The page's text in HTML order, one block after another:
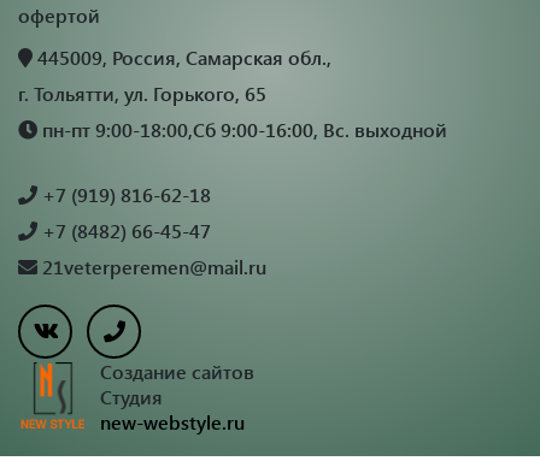
офертой
445009, Россия, Самарская обл.,
г. Тольятти, ул. Горького, 65
пн-пт 9:00-18:00,Сб 9:00-16:00, Вс. выходной
+7 (919) 816-62-18
+7 (8482) 66-45-47
21veterperemen@mail.ru
Создание сайтов
Студия
new-webstyle.ru